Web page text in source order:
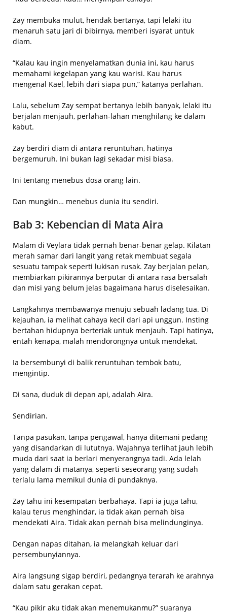
Zay membuka mulut, hendak bertanya, tapi lelaki itu
menaruh satu jari di bibirnya, memberi isyarat untuk
diam.
“Kalau kau ingin menyelamatkan dunia ini, kau harus
memahami kegelapan yang kau warisi. Kau harus
mengenal Kael, lebih dari siapa pun,” katanya perlahan.
Lalu, sebelum Zay sempat bertanya lebih banyak, lelaki itu
berjalan menjauh, perlahan-lahan menghilang ke dalam
kabut.
Zay berdiri diam di antara reruntuhan, hatinya
bergemuruh. Ini bukan lagi sekadar misi biasa.
Ini tentang menebus dosa orang lain.
Dan mungkin… menebus dunia itu sendiri.
Bab 3: Kebencian di Mata Aira
Malam di Veylara tidak pernah benar-benar gelap. Kilatan
merah samar dari langit yang retak membuat segala
sesuatu tampak seperti lukisan rusak. Zay berjalan pelan,
membiarkan pikirannya berputar di antara rasa bersalah
dan misi yang belum jelas bagaimana harus diselesaikan.
Langkahnya membawanya menuju sebuah ladang tua. Di
kejauhan, ia melihat cahaya kecil dari api unggun. Insting
bertahan hidupnya berteriak untuk menjauh. Tapi hatinya,
entah kenapa, malah mendorongnya untuk mendekat.
Ia bersembunyi di balik reruntuhan tembok batu,
mengintip.
Di sana, duduk di depan api, adalah Aira.
Sendirian.
Tanpa pasukan, tanpa pengawal, hanya ditemani pedang
yang disandarkan di lututnya. Wajahnya terlihat jauh lebih
muda dari saat ia berlari menyerangnya tadi. Ada lelah
yang dalam di matanya, seperti seseorang yang sudah
terlalu lama memikul dunia di pundaknya.
Zay tahu ini kesempatan berbahaya. Tapi ia juga tahu,
kalau terus menghindar, ia tidak akan pernah bisa
mendekati Aira. Tidak akan pernah bisa melindunginya.
Dengan napas ditahan, ia melangkah keluar dari
persembunyiannya.
Aira langsung sigap berdiri, pedangnya terarah ke arahnya
dalam satu gerakan cepat.
“Kau pikir aku tidak akan menemukanmu?” suaranya